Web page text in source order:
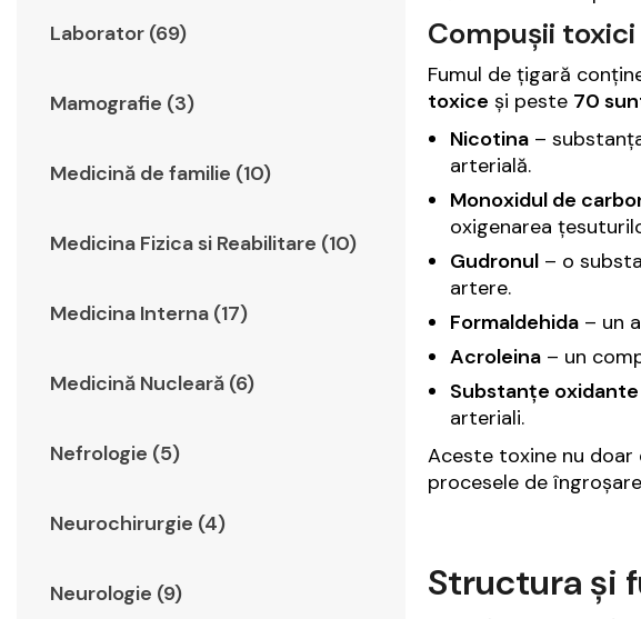
Laborator (69)
Mamografie (3)
Medicină de familie (10)
Medicina Fizica si Reabilitare (10)
Medicina Interna (17)
Medicină Nucleară (6)
Nefrologie (5)
Neurochirurgie (4)
Neurologie (9)
Compușii
Fumul de țigară
toxice și peste 70
Nicotina –
arterială.
Monoxidul de
oxigenarea
Gudronul – o
artere.
Formaldehida – un
Acroleina – un
Substanțe
arteriali.
Aceste toxine nu doar
procesele de
Structura și